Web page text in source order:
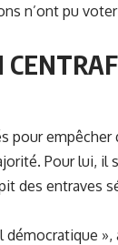
n’ont pu
pour
Pour lui,
des entraves